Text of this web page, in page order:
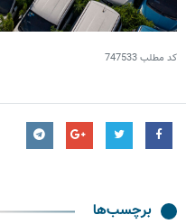
کد مطلب747533
برچسب‌ها